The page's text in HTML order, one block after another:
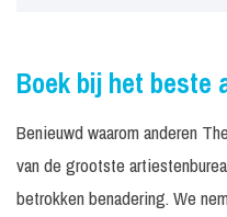
Boek bij het beste
Benieuwd waarom anderen
van de grootste
betrokken benadering. We